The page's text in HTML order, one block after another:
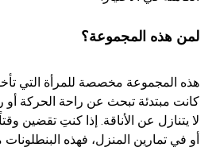
لمن هذه المجموعة؟
هذه المجموعة مخصصة للمرأة التي تأخذ
كانت مبتدئة تبحث عن راحة الحركة أو
لا يتنازل عن الأناقة. إذا كنتِ تقضين
أو في تمارين المنزل، فهذه